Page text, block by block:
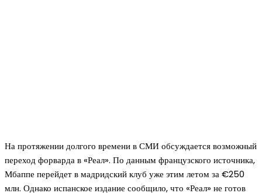
На протяжении долгого времени в СМИ обсуждается возможный
переход форварда в «Реал». По данным французского источника,
Мбаппе перейдет в мадридский клуб уже этим летом за €250
млн. Однако испанское издание сообщило, что «Реал» не готов